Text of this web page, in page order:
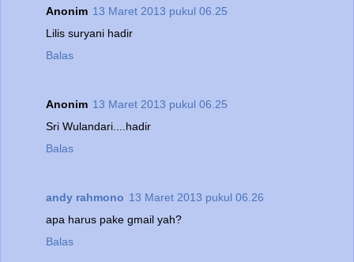
Anonim 13 Maret 2013 pukul 06.25
Lilis suryani hadir
Balas
Anonim 13 Maret 2013 pukul 06.25
Sri Wulandari....hadir
Balas
andy rahmono 13 Maret 2013 pukul 06.26
apa harus pake gmail yah?
Balas